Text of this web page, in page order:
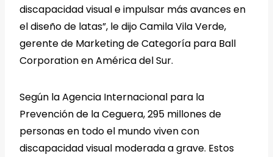
discapacidad visual e impulsar más avances en
el diseño de latas”, le dijo Camila Vila Verde,
gerente de Marketing de Categoría para Ball
Corporation en América del Sur.
Según la Agencia Internacional para la
Prevención de la Ceguera, 295 millones de
personas en todo el mundo viven con
discapacidad visual moderada a grave. Estos